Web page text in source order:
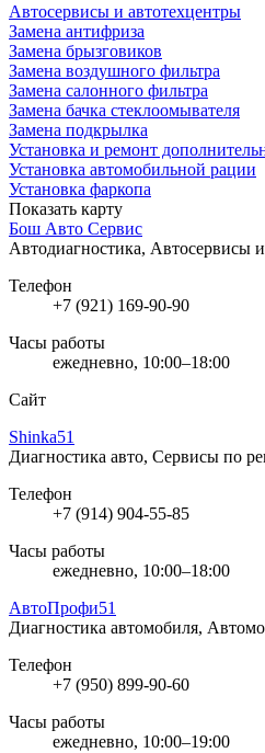
Автосервисы и автотехцентры
Замена антифриза
Замена брызговиков
Замена воздушного фильтра
Замена салонного фильтра
Замена бачка стеклоомывателя
Замена подкрылка
Установка и ремонт
Установка автомобильной рации
Установка фаркопа
Показать карту
Бош Авто Сервис
Автодиагностика, Автосервисы
Телефон
+7 (921) 169-90-90
Часы работы
ежедневно, 10:00–18:00
Сайт
Shinka51
Диагностика авто, Сервисы по
Телефон
+7 (914) 904-55-85
Часы работы
ежедневно, 10:00–18:00
АвтоПрофи51
Диагностика автомобиля,
Телефон
+7 (950) 899-90-60
Часы работы
ежедневно, 10:00–19:00